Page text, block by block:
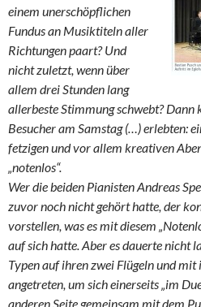
einem unerschöpflichen
Fundus an Musiktiteln aller
Richtungen paart? Und
nicht zuletzt, wenn über
allem drei Stunden lang
allerbeste Stimmung schwebt? Dann
Besucher am Samstag (…) erlebten:
fetzigen und vor allem kreativen
„notenlos“.
Wer die beiden Pianisten Andreas
zuvor noch nicht gehört hatte, der
vorstellen, was es mit diesem
auf sich hatte. Aber es dauerte nicht
Typen auf ihren zwei Flügeln und
angetreten, um sich einerseits „im
anderen Seite gemeinsam mit dem